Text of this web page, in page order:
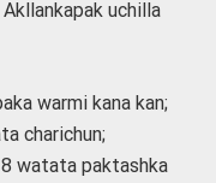
uchilla
warmi kana kan;
charichun;
watata paktashka